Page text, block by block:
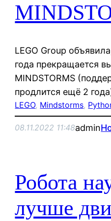
LEGO Group
года прекращается
MINDSTORMS
продлится ещё 2
LEGO, Mindstorms,
08.11.2022 11:48admin
Робота
лучше